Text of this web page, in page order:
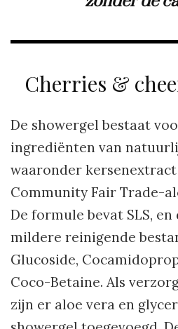
Cherries &
De showergel bestaat
ingrediënten van
waaronder
Community Fair Trade-
De formule bevat SLS,
mildere reinigende
Glucoside,
Coco-Betaine. Als
zijn er aloe vera en